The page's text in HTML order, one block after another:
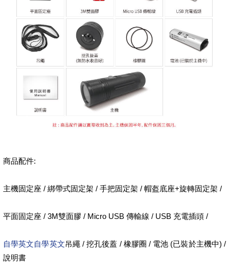
商品配件:
主機固定座 / 綁帶式固定架 / 手把固定架 / 帽盔底座+旋轉固定架 /
平面固定座 / 3M雙面膠 / Micro USB 傳輸線 / USB 充電插頭 /
自學英文自學英文吊繩 / 挖孔後蓋 / 橡膠圈 / 電池 (已裝於主機中) /
說明書